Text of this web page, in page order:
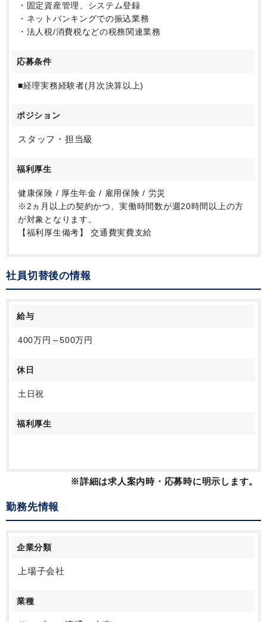
・固定資産管理、システム登録
・ネットバンキングでの振込業務
・法人税/消費税などの税務関連業務
応募条件
■経理実務経験者(月次決算以上)
ポジション
スタッフ・担当級
福利厚生
健康保険 / 厚生年金 / 雇用保険 / 労災
※2ヵ月以上の契約かつ、実働時間数が週20時間以上の方
が対象となります。
【福利厚生備考】 交通費実費支給
社員切替後の情報
給与
400万円～500万円
休日
土日祝
福利厚生
※詳細は求人案内時・応募時に明示します。
勤務先情報
企業分類
上場子会社
業種